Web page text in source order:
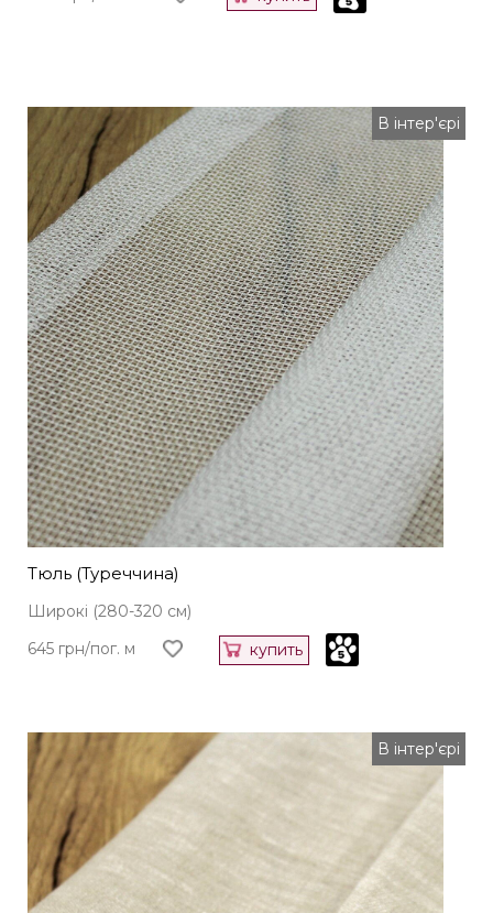
В інтер'єрі
Тюль (Туреччина)
Широкі (280-320 см)
645 грн/пог. м
купить
В інтер'єрі